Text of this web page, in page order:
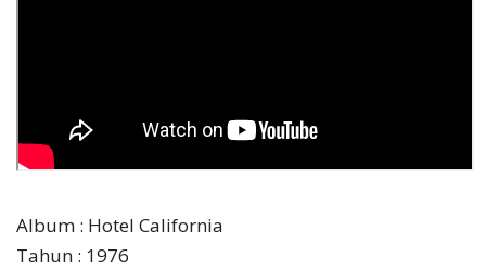
Album : Hotel California
Tahun : 1976